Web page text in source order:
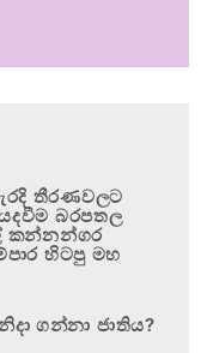
තීරණවලට
බරපතල
කන්නන්ගර
හිටපු මහ
ගන්නා ජාතිය?